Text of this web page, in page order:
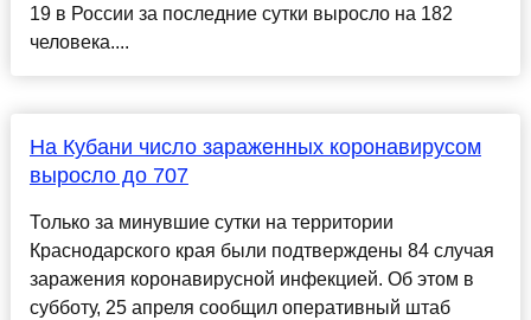
19 в России за последние сутки выросло на 182
человека....
На Кубани число зараженных коронавирусом
выросло до 707
Только за минувшие сутки на территории
Краснодарского края были подтверждены 84 случая
заражения коронавирусной инфекцией. Об этом в
субботу, 25 апреля сообщил оперативный штаб